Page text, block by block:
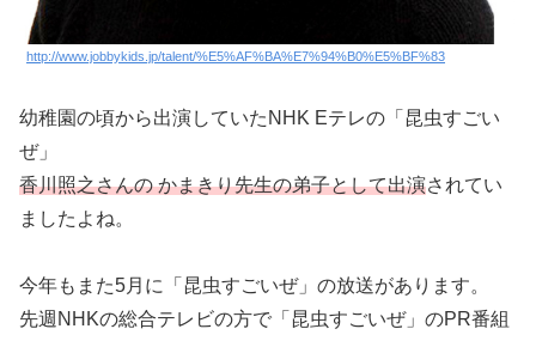
http://www.jobbykids.jp/talent/%E5%AF%BA%E7%94%B0%E5%BF%83
幼稚園の頃から出演していたNHK Eテレの「昆虫すごい
ぜ」
香川照之さんの かまきり先生の弟子として出演されてい
ましたよね。
今年もまた5月に「昆虫すごいぜ」の放送があります。
先週NHKの総合テレビの方で「昆虫すごいぜ」のPR番組